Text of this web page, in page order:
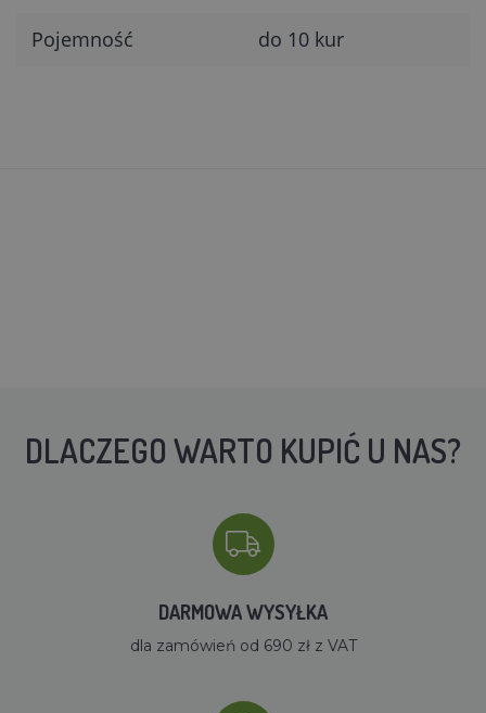
Pojemność do 10 kur
DLACZEGO WARTO KUPIĆ U NAS?
DARMOWA WYSYŁKA
dla zamówień od 690 zł z VAT